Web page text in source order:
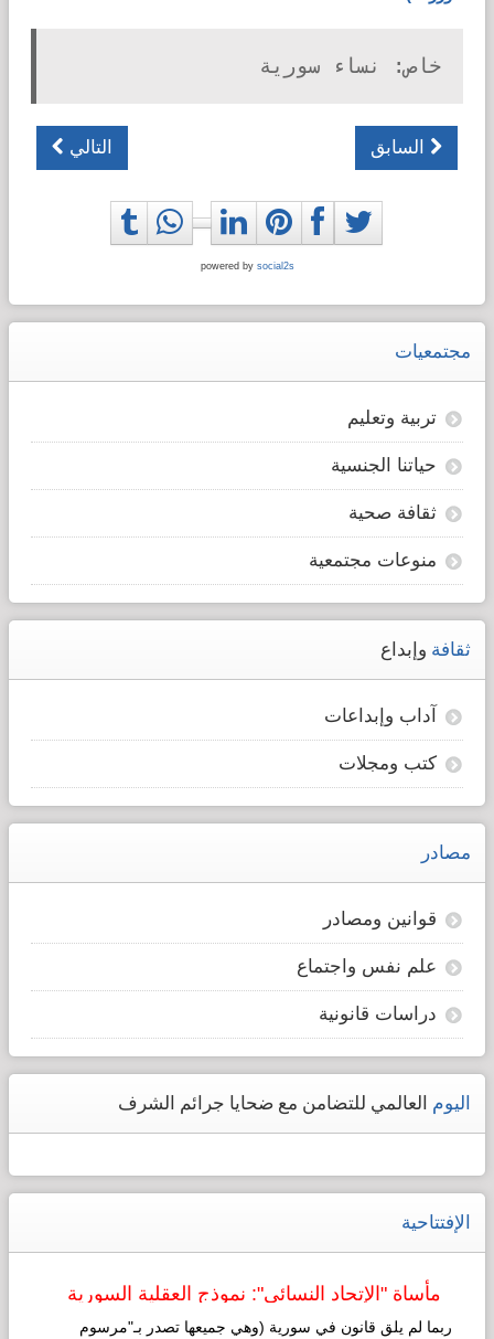
خاص: نساء سورية
السابق التالي
powered by social2s
مجتمعيات
تربية وتعليم
حياتنا الجنسية
ثقافة صحية
منوعات مجتمعية
ثقافة وإبداع
آداب وإبداعات
كتب ومجلات
مصادر
قوانين ومصادر
علم نفس واجتماع
دراسات قانونية
اليوم العالمي للتضامن مع ضحايا جرائم الشرف
الإفتتاحية
مأساة "الإتحاد النسائي": نموذج العقلية السورية
لـ"التطوير"!
ربما لم يلق قانون في سورية (وهي جميعها تصدر بـ"مرسوم